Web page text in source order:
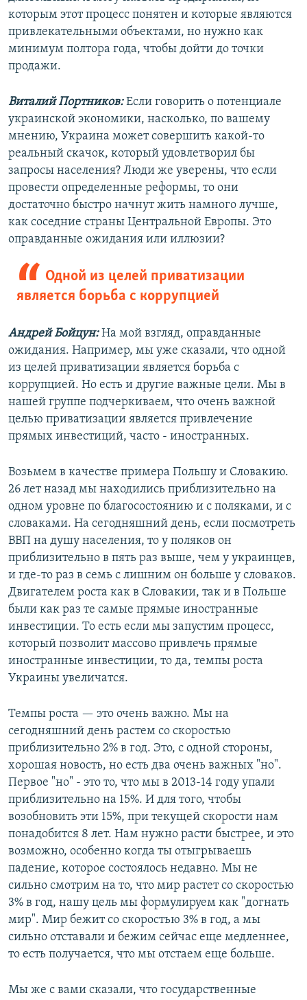
которым этот процесс понятен и которые являются
привлекательными объектами, но нужно как
минимум полтора года, чтобы дойти до точки
продажи.
Виталий Портников:Если говорить о потенциале
украинской экономики, насколько, по вашему
мнению, Украина может совершить какой-то
реальный скачок, который удовлетворил бы
запросы населения? Люди же уверены, что если
провести определенные реформы, то они
достаточно быстро начнут жить намного лучше,
как соседние страны Центральной Европы. Это
оправданные ожидания или иллюзии?
Одной из целей приватизации
является борьба с коррупцией
Андрей Бойцун:На мой взгляд, оправданные
ожидания. Например, мы уже сказали, что одной
из целей приватизации является борьба с
коррупцией. Но есть и другие важные цели. Мы в
нашей группе подчеркиваем, что очень важной
целью приватизации является привлечение
прямых инвестиций, часто - иностранных.
Возьмем в качестве примера Польшу и Словакию.
26 лет назад мы находились приблизительно на
одном уровне по благосостоянию и с поляками, и с
словаками. На сегодняшний день, если посмотреть
ВВП на душу населения, то у поляков он
приблизительно в пять раз выше, чем у украинцев,
и где-то раз в семь с лишним он больше у словаков.
Двигателем роста как в Словакии, так и в Польше
были как раз те самые прямые иностранные
инвестиции. То есть если мы запустим процесс,
который позволит массово привлечь прямые
иностранные инвестиции, то да, темпы роста
Украины увеличатся.
Темпы роста — это очень важно. Мы на
сегодняшний день растем со скоростью
приблизительно 2% в год. Это, с одной стороны,
хорошая новость, но есть два очень важных "но".
Первое "но" - это то, что мы в 2013-14 году упали
приблизительно на 15%. И для того, чтобы
возобновить эти 15%, при текущей скорости нам
понадобится 8 лет. Нам нужно расти быстрее, и это
возможно, особенно когда ты отыгрываешь
падение, которое состоялось недавно. Мы не
сильно смотрим на то, что мир растет со скоростью
3% в год, нашу цель мы формулируем как "догнать
мир". Мир бежит со скоростью 3% в год, а мы
сильно отставали и бежим сейчас еще медленнее,
то есть получается, что мы отстаем еще больше.
Мы же с вами сказали, что государственные